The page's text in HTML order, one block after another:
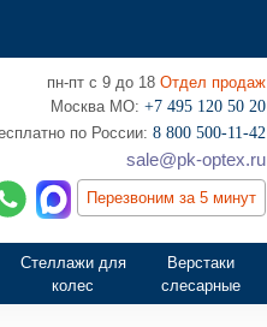
пн-пт с 9 до 18 Отдел продаж
Москва МО: +7 495 120 50 20
по России: 8 800 500-11-42
sale@pk-optex.ru
Перезвоним за 5 минут
Стеллажи для
колес
Верстаки
слесарные